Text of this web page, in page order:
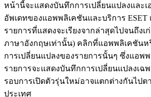
หน้านี้จะแสดงบันทึกการเปลี่ยนแปลงและเ
อัพเดทของแอพพลิเคชันและบริการ ESET
รายการที่แสดงจะเรียงจากล่าสุดไปจนถึงเ
ภาษาอังกฤษเท่านั้น) คลิกที่แอพพลิเคชันห
การเปลี่ยนแปลงของรายการนั้นๆ ซึ่งแอพ
รายการจะแสดงบันทึกการเปลี่ยนแปลงเฉ
รอบการเปิดตัวรุ่นใหม่อาจแตกต่างกันไป
ประเทศ